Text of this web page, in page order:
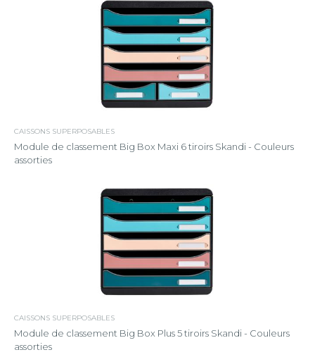
CAISSONS SUPERPOSABLES
Module de classement Big Box Maxi 6 tiroirs Skandi - Couleurs
assorties
CAISSONS SUPERPOSABLES
Module de classement Big Box Plus 5 tiroirs Skandi - Couleurs
assorties